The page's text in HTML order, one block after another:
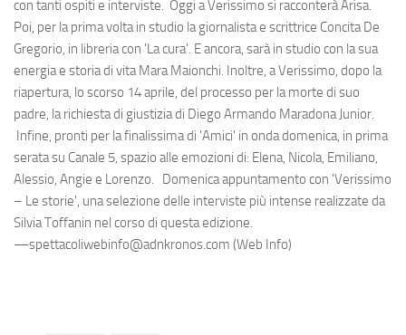
con tanti ospiti e interviste. Oggi a Verissimo si racconterà Arisa.
Poi, per la prima volta in studio la giornalista e scrittrice Concita De
Gregorio, in libreria con 'La cura'. E ancora, sarà in studio con la sua
energia e storia di vita Mara Maionchi. Inoltre, a Verissimo, dopo la
riapertura, lo scorso 14 aprile, del processo per la morte di suo
padre, la richiesta di giustizia di Diego Armando Maradona Junior.
Infine, pronti per la finalissima di 'Amici' in onda domenica, in prima
serata su Canale 5, spazio alle emozioni di: Elena, Nicola, Emiliano,
Alessio, Angie e Lorenzo. Domenica appuntamento con 'Verissimo
– Le storie', una selezione delle interviste più intense realizzate da
Silvia Toffanin nel corso di questa edizione.
—spettacoliwebinfo@adnkronos.com (Web Info)